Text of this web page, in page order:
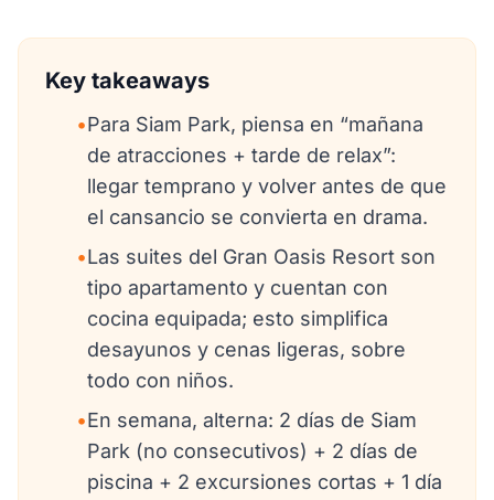
Key takeaways
•Para Siam Park, piensa en “mañana
de atracciones + tarde de relax”:
llegar temprano y volver antes de que
el cansancio se convierta en drama.
•Las suites del Gran Oasis Resort son
tipo apartamento y cuentan con
cocina equipada; esto simplifica
desayunos y cenas ligeras, sobre
todo con niños.
•En semana, alterna: 2 días de Siam
Park (no consecutivos) + 2 días de
piscina + 2 excursiones cortas + 1 día